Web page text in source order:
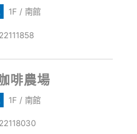
1F / 南館
啡農場
1F / 南館